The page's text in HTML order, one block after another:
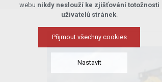
webu nikdy neslouží ke zjišťování totožnosti
uživatelů stránek.
Přijmout všechny cookies
Nastavit